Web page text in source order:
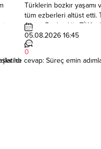
Türklerin bozkır
tüm ezberleri altüst etti.
Ajansı Başkanlığı
Kültürel Miras Enstitüsü,
(İKÇÜ) ve Moğolistan
sürdürülen çalışmalarda,
kent” Togu...
05.08.2026 16:45
0
cevap: Süreç emin